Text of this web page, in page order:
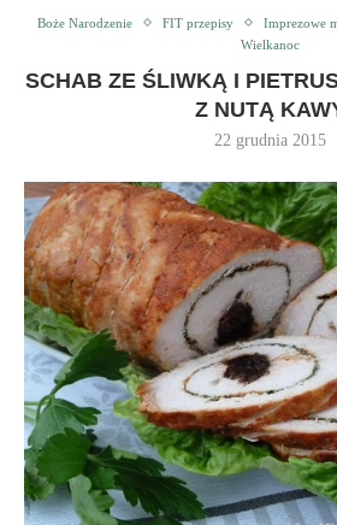
Boże Narodzenie FIT przepisy Imprezowe
Wielkanoc
SCHAB ZE ŚLIWKĄ I
Z NUTĄ
22 grudnia 2015